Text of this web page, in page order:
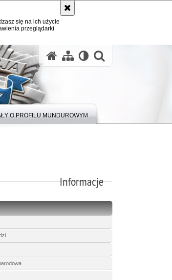
się na ich użycie
przeglądarki
O PROFILU MUNDUROWYM
Informacje